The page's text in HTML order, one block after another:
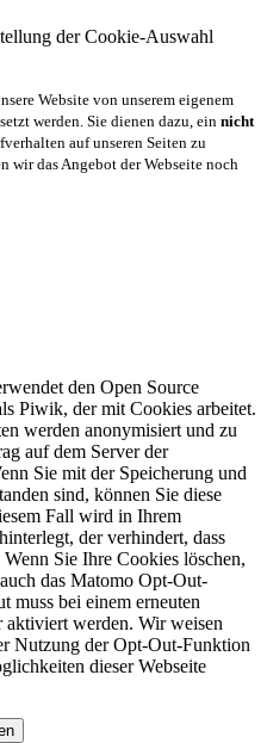
der Cookie-Auswahl
Website von unserem eigenem
werden. Sie dienen dazu, ein nicht
auf unseren Seiten zu
wir das Angebot der Webseite noch
den Open Source
Piwik, der mit Cookies arbeitet.
werden anonymisiert und zu
auf dem Server der
Sie mit der Speicherung und
sind, können Sie diese
Fall wird in Ihrem
der verhindert, dass
Sie Ihre Cookies löschen,
das Matomo Opt-Out-
muss bei einem erneuten
aktiviert werden. Wir weisen
Nutzung der Opt-Out-Funktion
dieser Webseite